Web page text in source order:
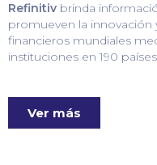
Refinitiv brinda
promueven la
financieros mundiales
instituciones en 190
Ver más